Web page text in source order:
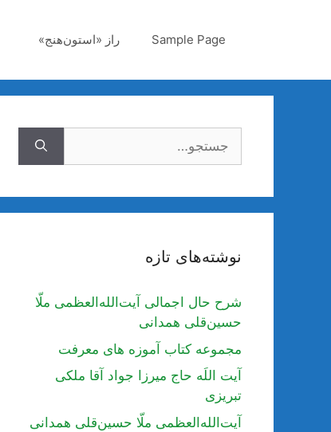
Sample Page راز «استون‌هنج»
نوشته‌های تازه
شرح حال اجمالی آیت‌الله‌العظمی ملّا
حسین‌قلی همدانی
مجموعه کتاب آموزه های معرفت
آیت اللَه حاج میرزا جواد آقا ملکی
تبریزی
آیت‌الله‌العظمی ملّا حسین‌قلی همدانی